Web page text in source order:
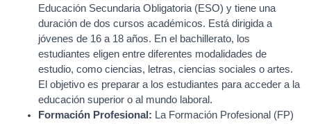
Educación Secundaria Obligatoria (ESO) y tiene una
duración de dos cursos académicos. Está dirigida a
jóvenes de 16 a 18 años. En el bachillerato, los
estudiantes eligen entre diferentes modalidades de
estudio, como ciencias, letras, ciencias sociales o artes.
El objetivo es preparar a los estudiantes para acceder a la
educación superior o al mundo laboral.
Formación Profesional: La Formación Profesional (FP)